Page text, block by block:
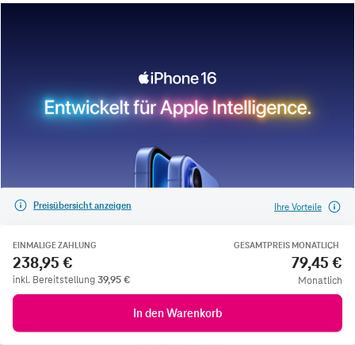
Preisübersicht anzeigen Ihre Vorteile
EINMALIGE ZAHLUNG
238,95 €
inkl. Bereitstellung39,95€
GESAMTPREIS MONATLICH
79,45 €
Monatlich
In den Warenkorb